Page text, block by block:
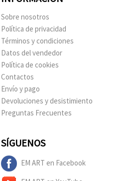
Sobre nosotros
Política de privacidad
Términos y condiciones
Datos del vendedor
Política de cookies
Contactos
Envío y pago
Devoluciones y desistimiento
Preguntas Frecuentes
SÍGUENOS
EM ART en Facebook